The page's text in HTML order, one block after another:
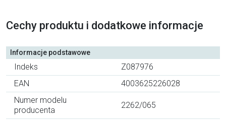
Cechy produktu i dodatkowe informacje
Informacje podstawowe
Indeks
Z087976
EAN
4003625226028
Numer modelu
producenta
2262/065